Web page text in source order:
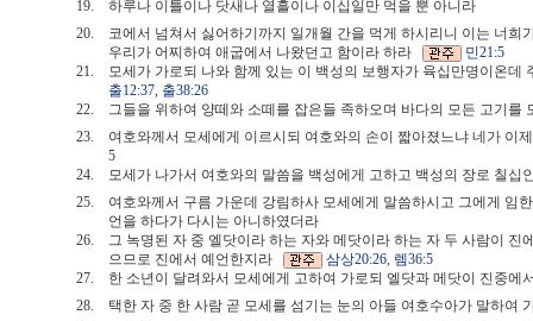
19.
하루나 이틀이나 닷새나 열흘이나 이십일만 먹을 뿐 아니라
20.
코에서 넘쳐서 싫어하기까지 일개월 간을 먹게 하시리니 이는 너
우리가 어찌하여 애굽에서 나왔던고 함이라 하라
민21:5
21.
모세가 가로되 나와 함께 있는 이 백성의 보행자가 육십만명이온
출12:37, 출38:26
22.
그들을 위하여 양떼와 소떼를 잡은들 족하오며 바다의 모든 고기
23.
여호와께서 모세에게 이르시되 여호와의 손이 짧아졌느냐 네가
5
24.
모세가 나가서 여호와의 말씀을 백성에게 고하고 백성의 장로 칠
25.
여호와께서 구름 가운데 강림하사 모세에게 말씀하시고 그에게 임
언을 하다가 다시는 아니하였더라
26.
그 녹명된 자 중 엘닷이라 하는 자와 메닷이라 하는 자 두 사람이
으므로 진에서 예언한지라
삼상20:26, 렘36:5
27.
한 소년이 달려와서 모세에게 고하여 가로되 엘닷과 메닷이 진중
28.
택한 자 중 한 사람 곧 모세를 섬기는 눈의 아들 여호수아가 말하